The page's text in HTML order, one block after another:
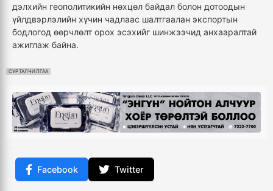
дэлхийн геополитикийн нөхцөл байдал болон дотоодын
үйлдвэрлэлийн хүчин чадлаас шалтгаалан экспортын
бодлогод өөрчлөлт орох эсэхийг шинжээчид анхааралтай
ажиглаж байна.
СУРТАЛЧИЛГАА
Facebook Twitter